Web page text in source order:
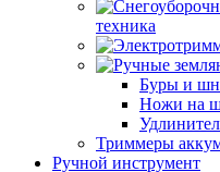
техника
Буры и
Ножи на
Триммеры
Ручной инструмент